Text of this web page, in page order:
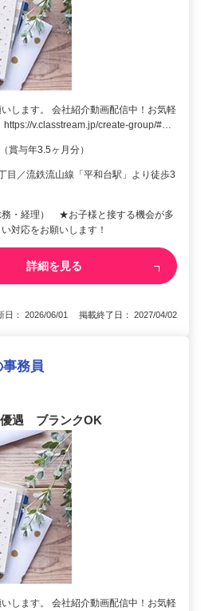
します。 会社紹介動画配信中！お気軽
https://v.classtream.jp/create-group/#…
賞与年3.5ヶ月分）
目／流鉄流山線「平和台駅」より徒歩3
務・経理） ★お子様と接する機会が多
対応をお願いします！
詳細を見る
日： 2026/06/01 掲載終了日： 2027/04/02
務員
優遇 ブランクOK
します。 会社紹介動画配信中！お気軽